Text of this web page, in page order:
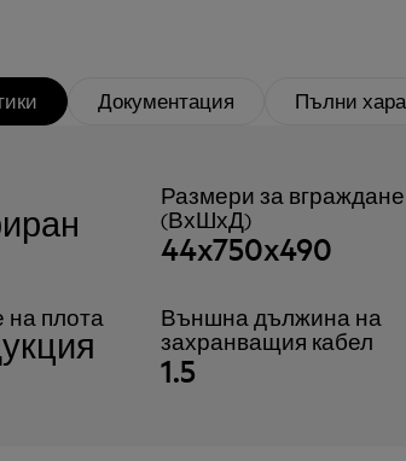
Документация Пълни
Размери за
(ВхШхД)
44x750x490
на плота
Външна дължина на
захранващия кабел
1.5